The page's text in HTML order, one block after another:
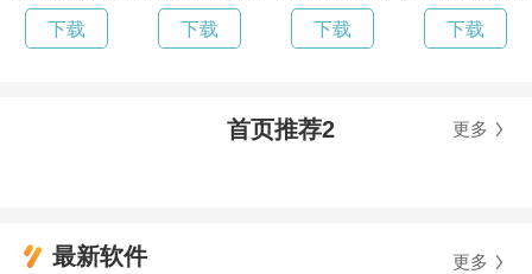
下载 下载 下载 下载
首页推荐2 更多
最新软件 更多